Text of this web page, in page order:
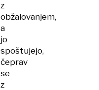
z
obžalovanjem,
a
jo
spoštujejo,
čeprav
se
z